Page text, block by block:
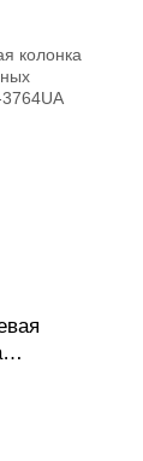
Черный